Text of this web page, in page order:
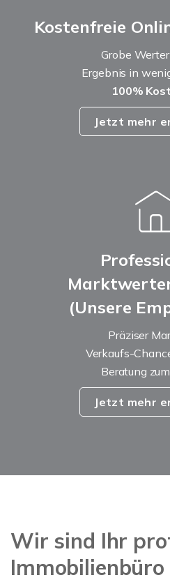
Kostenfreie
Grobe
Ergebnis in
100%
Jetzt mehr
(Unsere
Präziser
Verkaufs-
Beratung
Jetzt mehr
Wir sind Ihr